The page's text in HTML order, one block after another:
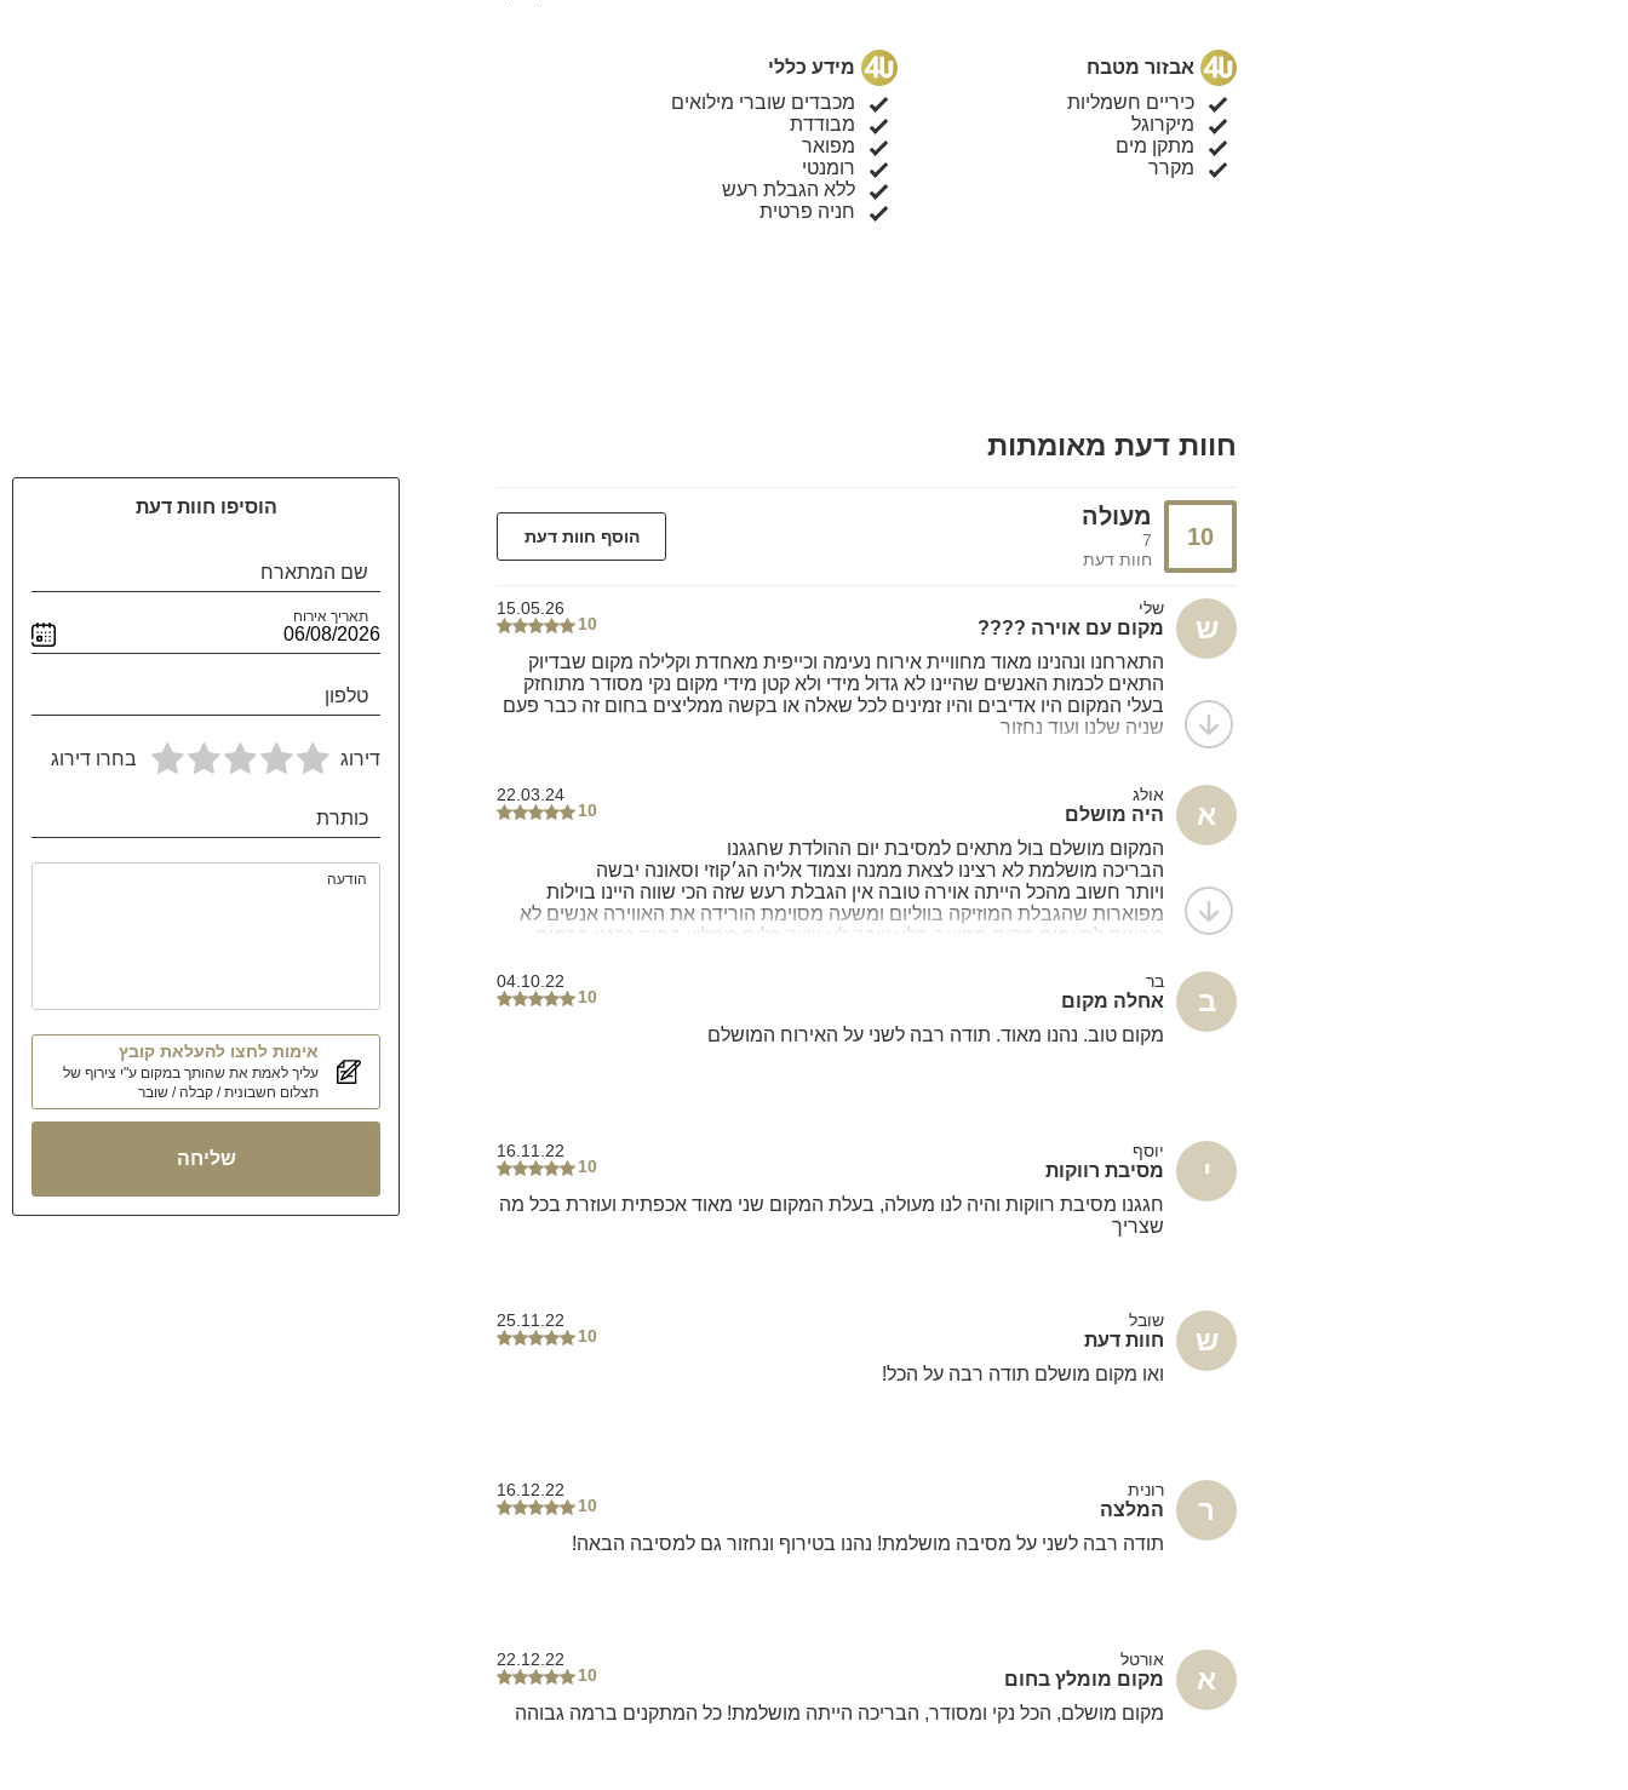
אבזור מטבח
כיריים חשמליות
מיקרוגל
מתקן מים
מקרר
מידע כללי
מכבדים שוברי מילואים
מבודדת
מפואר
רומנטי
ללא הגבלת רעש
חניה פרטית
חוות דעת מאומתות
10
מעולה
7
חוות דעת
הוסף חוות דעת
ש
שלי
מקום עם אוירה ????
15.05.26
10
התארחנו ונהנינו מאוד מחוויית אירוח נעימה וכייפית מאחדת וקלילה מקום שבדיוק
התאים לכמות האנשים שהיינו לא גדול מידי ולא קטן מידי מקום נקי מסודר מתוחזק
בעלי המקום היו אדיבים והיו זמינים לכל שאלה או בקשה ממליצים בחום זה כבר פעם
שניה שלנו ועוד נחזור
א
אולג
היה מושלם
22.03.24
10
המקום מושלם בול מתאים למסיבת יום ההולדת שחגגנו
הבריכה מושלמת לא רצינו לצאת ממנה וצמוד אליה הג׳קוזי וסאונה יבשה
ויותר חשוב מהכל הייתה אוירה טובה אין הגבלת רעש שזה הכי שווה היינו בוילות
מפוארות שהגבלת המוזיקה בווליום ומשעה מסוימת הורידה את האווירה אנשים לא
מבינים לפעמים מקום מפואר בלי אוירה לא שווה כלום ממליץ בחום נהננו ברמות
ב
בר
אחלה מקום
04.10.22
10
מקום טוב. נהנו מאוד. תודה רבה לשני על האירוח המושלם
י
יוסף
מסיבת רווקות
16.11.22
10
חגגנו מסיבת רווקות והיה לנו מעולה, בעלת המקום שני מאוד אכפתית ועוזרת בכל מה
שצריך
ש
שובל
חוות דעת
25.11.22
10
ואו מקום מושלם תודה רבה על הכל!
ר
רונית
המלצה
16.12.22
10
תודה רבה לשני על מסיבה מושלמת! נהנו בטירוף ונחזור גם למסיבה הבאה!
א
אורטל
מקום מומלץ בחום
22.12.22
10
מקום מושלם, הכל נקי ומסודר, הבריכה הייתה מושלמת! כל המתקנים ברמה גבוהה
הוסיפו חוות דעת
שם המתארח
תאריך אירוח
טלפון
דירוג בחרו דירוג
כותרת
הודעה
אימות לחצו להעלאת קובץ
עליך לאמת את שהותך במקום ע"י צירוף של
תצלום חשבונית / קבלה / שובר
שליחה